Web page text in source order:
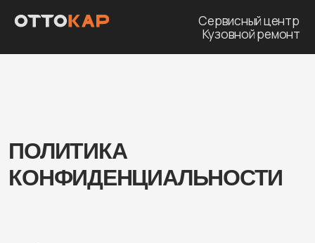
Сервисный центр
Кузовной ремонт
КОНФИДЕНЦИАЛЬНОСТИ